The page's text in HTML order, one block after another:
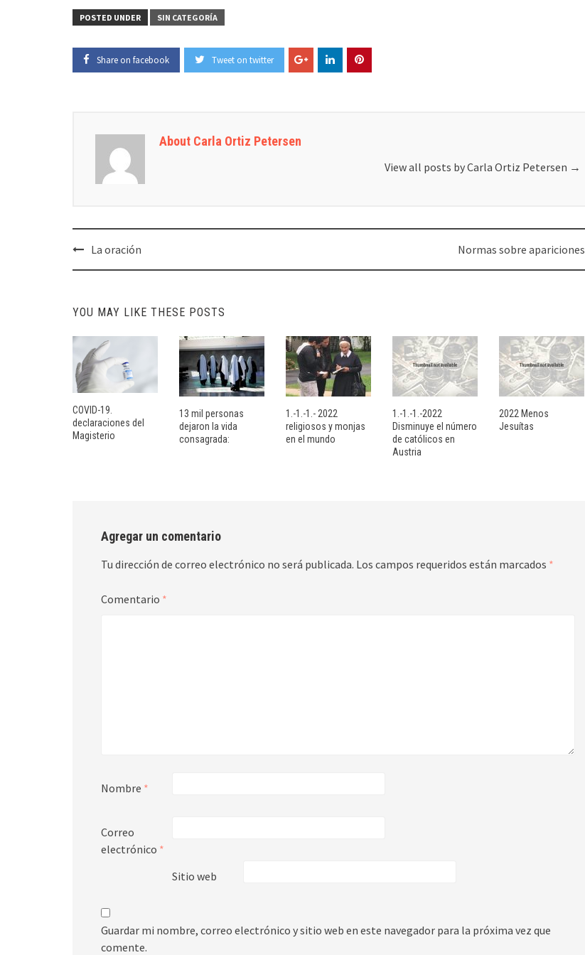
POSTED UNDER SIN CATEGORÍA
Share on facebook Tweet on twitter
About Carla Ortiz Petersen
View all posts by Carla Ortiz Petersen →
Post
navigation
La oración Normas sobre apariciones
YOU MAY LIKE THESE POSTS
COVID-19.
declaraciones del
Magisterio
13 mil personas
dejaron la vida
consagrada:
1.-1.-1.- 2022
religiosos y monjas
en el mundo
1.-1.-1.-2022
Disminuye el número
de católicos en
Austria
2022 Menos
Jesuítas
Agregar un comentario
Tu dirección de correo electrónico no será publicada. Los campos requeridos están marcados *
Comentario *
Nombre *
Correo
electrónico *
Sitio web
Guardar mi nombre, correo electrónico y sitio web en este navegador para la próxima vez que
comente.